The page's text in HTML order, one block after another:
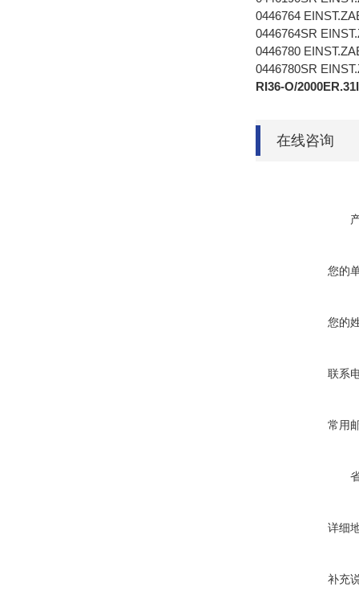
0446764
0446764SR
0446780
0446780SR
RI36-O/
在线咨询
您的
您的
联系
常用
详细
补充